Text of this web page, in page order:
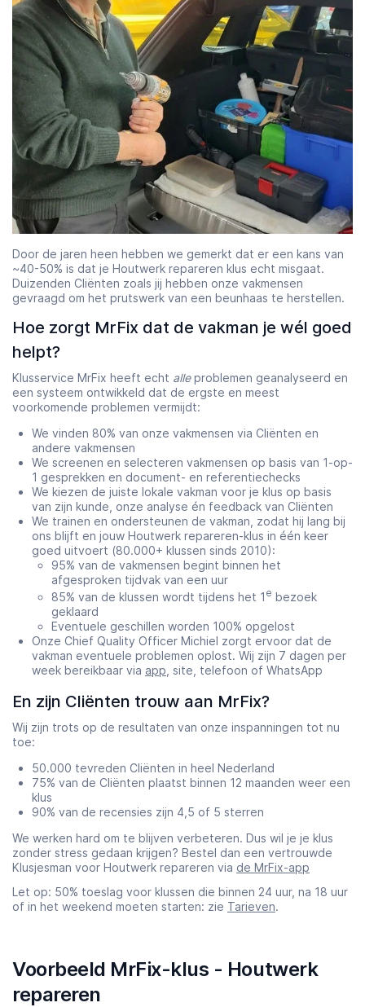
Door de jaren heen hebben we gemerkt dat er een kans van
~40-50% is dat je Houtwerk repareren klus echt misgaat.
Duizenden Cliënten zoals jij hebben onze vakmensen
gevraagd om het prutswerk van een beunhaas te herstellen.
Hoe zorgt MrFix dat de vakman je wél goed
helpt?
Klusservice MrFix heeft echt alleproblemen geanalyseerd en
een systeem ontwikkeld dat de ergste en meest
voorkomende problemen vermijdt:
We vinden 80% van onze vakmensen via Cliënten en
andere vakmensen
We screenen en selecteren vakmensen op basis van 1-op-
1 gesprekken en document- en referentiechecks
We kiezen de juiste lokale vakman voor je klus op basis
van zijn kunde, onze analyse én feedback van Cliënten
We trainen en ondersteunen de vakman, zodat hij lang bij
ons blijft en jouw Houtwerk repareren-klus in één keer
goed uitvoert (80.000+ klussen sinds 2010):
95% van de vakmensen begint binnen het
afgesproken tijdvak van een uur
85% van de klussen wordt tijdens het 1 e bezoek
geklaard
Eventuele geschillen worden 100% opgelost
Onze Chief Quality Officer Michiel zorgt ervoor dat de
vakman eventuele problemen oplost. Wij zijn 7 dagen per
week bereikbaar via app , site, telefoon of WhatsApp
En zijn Cliënten trouw aan MrFix?
Wij zijn trots op de resultaten van onze inspanningen tot nu
toe:
50.000 tevreden Cliënten in heel Nederland
75% van de Cliënten plaatst binnen 12 maanden weer een
klus
90% van de recensies zijn 4,5 of 5 sterren
We werken hard om te blijven verbeteren. Dus wil je je klus
zonder stress gedaan krijgen? Bestel dan een vertrouwde
Klusjesman voor Houtwerk repareren via de MrFix-app
Let op: 50% toeslag voor klussen die binnen 24 uur, na 18 uur
of in het weekend moeten starten: zie Tarieven.
Voorbeeld MrFix-klus - Houtwerk
repareren